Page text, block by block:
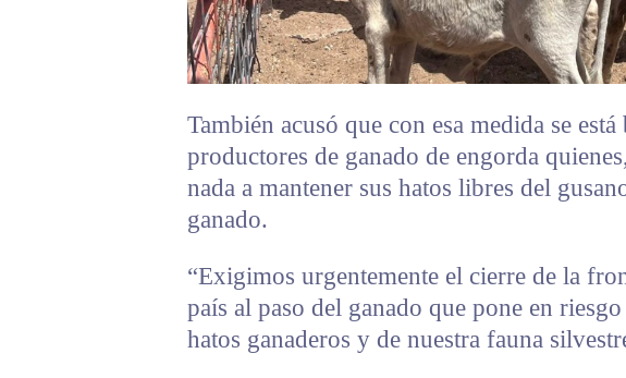
También acusó que con esa medida se
productores de ganado de engorda
nada a mantener sus hatos libres del
ganado.
“Exigimos urgentemente el cierre de la
país al paso del ganado que pone en
hatos ganaderos y de nuestra fauna